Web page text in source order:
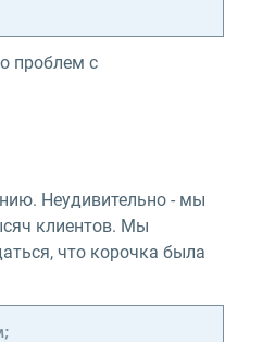
проблем с
Неудивительно - мы
клиентов. Мы
что корочка была